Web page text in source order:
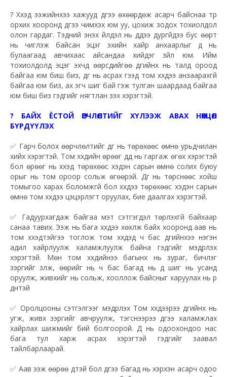
? Хүүхэд ээжийнхээ хажууд дүүгээ өхөөрдөж асарч байснаа түр
орхих хооронд дүүгээ чимхэх юм уу, цохиж зодох тохиолдол
олон гардаг. Тэдний энэхүү үйлдэл нь дүүдээ дургүйдээ бус өөрт
нь чиглэж байсан эцэг эхийн хайр анхаарлыг дүү нь
булаагаад авчихаас айсандаа хийдэг зүйл юм. Ийм
тохиолдолд эцэг эхчүүд өөрсдийгөө дүүгийнх нь талд ороод
байгаа юм биш биз, дүүг нь асрах гээд том хүүхдээ анзаарахгүй
байгаа юм биз, ах эгч шиг бай гэж тулган шаардаад байгаа
юм биш биз гэдгийг нягтлан үзэх хэрэгтэй.
? БАЙХ ЁСТОЙ ӨӨРЧЛӨЛТИЙГ ХҮЛЭЭЖ АВАХ НӨХЦӨЛ
БҮРДҮҮЛЭХ
✅ Гарч болох өөрчлөлтийг дүүг нь төрөхөөс өмнө урьдчилан
хийх хэрэгтэй. Том хүүхдийн өрөөг дүүд нь гаргаж өгөх хэрэгтэй
бол өрөөг нь хүүхэд төрөхөөс хэдэн сарын өмнө солих буюу
орыг нь том ороор сольж өгөөрэй. Дүүг нь төрснөөс хойш
томыгоо харах боломжгүй бол хүүхдээ төрөхөөс хэдэн сарын
өмнө том хүүхдээ цэцэрлэгт оруулах, бие даалгах хэрэгтэй.
✅
Гадуурхагдаж байгаа мэт сэтгэгдэл төрүүлэхгүй байхаар
санаа тавих. Ээж нь бага хүүхдээ хөхүүлж байх хооронд аав нь
том хүүхэдтэйгээ тоглож том хүүхдэд ч бас дүүгийнхээ нэгэн
адил хайрлуулж халамжлуулж байна гэдгийг мэдрүүлэх
хэрэгтэй. Мөн том хүүхдийнээ багынх нь зураг, бичлэг
зэргийг үзүүлж, өөрийг нь ч бас багад нь дүү шиг нь усанд
оруулж, живхийг нь сольж, хооллож байсныг харуулах нь үр
дүнтэй
✅ Оролцооны сэтгэлгээг мэдрүүлэх Том хүүхдээрээ дүүгийнх нь
угж, живх зэргийг авчруулж, тэгснээрээ дүүгээ халамжлах
хайрлах шижмийг бий болгоорой. Дүү нь одоохондоо нас
бага тул харж асрах хэрэгтэй гэдгийг заавал
тайлбарлаарай.
✅ Аав ээж өөрөө дүүтэй бол дүүгээ багад нь хэрхэн асарч одоо